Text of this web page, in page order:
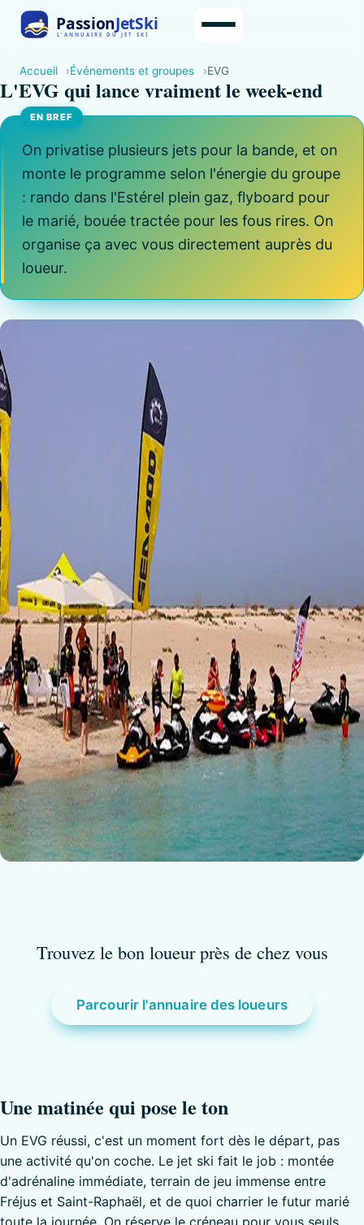
Accueil Événements et groupes EVG
L'EVG qui lance vraiment le week-end
On privatise plusieurs jets pour la bande, et on
monte le programme selon l'énergie du groupe
: rando dans l'Estérel plein gaz, flyboard pour
le marié, bouée tractée pour les fous rires. On
organise ça avec vous directement auprès du
loueur.
Trouvez le bon loueur près de chez vous
Parcourir l'annuaire des loueurs
Une matinée qui pose le ton
Un EVG réussi, c'est un moment fort dès le départ, pas
une activité qu'on coche. Le jet ski fait le job : montée
d'adrénaline immédiate, terrain de jeu immense entre
Fréjus et Saint-Raphaël, et de quoi charrier le futur marié